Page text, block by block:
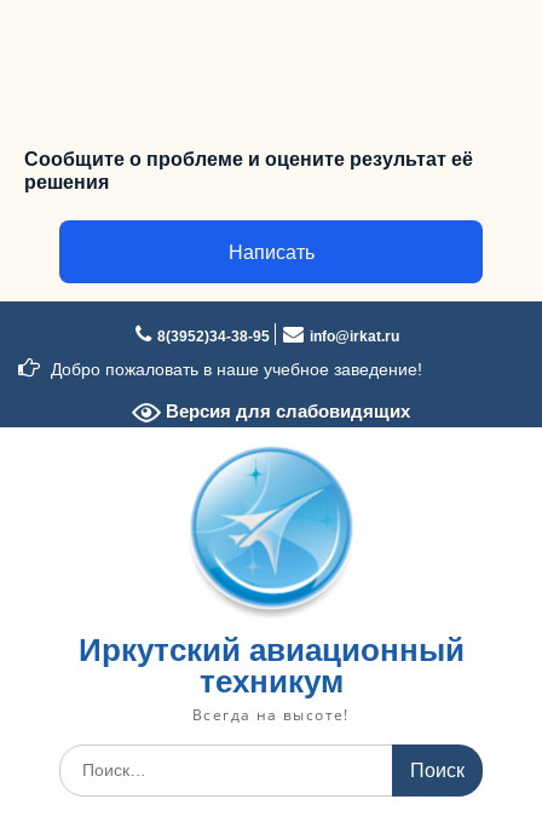
Сообщите о проблеме и оцените результат её
решения
Написать
содержимому
8(3952)34-38-95 info@irkat.ru
Добро пожаловать в наше учебное заведение!
Версия для слабовидящих
Иркутский авиационный
техникум
Всегда на высоте!
Искать: